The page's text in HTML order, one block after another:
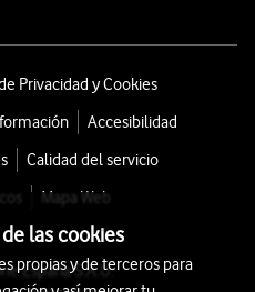
Privacidad y Cookies
Accesibilidad
Calidad del servicio
Mapa Web
España S.A.U.
de las cookies
propias y de terceros para